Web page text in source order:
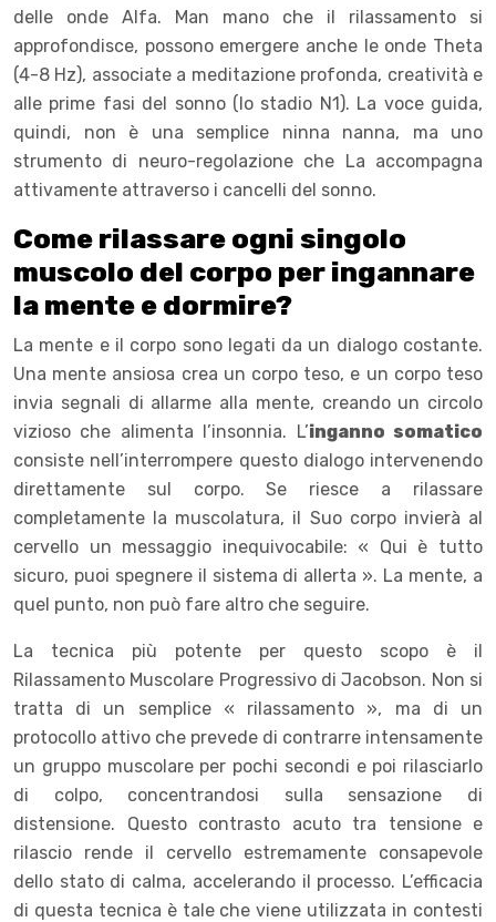
delle onde Alfa. Man mano che il rilassamento si
approfondisce, possono emergere anche le onde Theta
(4-8 Hz), associate a meditazione profonda, creatività e
alle prime fasi del sonno (lo stadio N1). La voce guida,
quindi, non è una semplice ninna nanna, ma uno
strumento di neuro-regolazione che La accompagna
attivamente attraverso i cancelli del sonno.
Come rilassare ogni singolo
muscolo del corpo per ingannare
la mente e dormire?
La mente e il corpo sono legati da un dialogo costante.
Una mente ansiosa crea un corpo teso, e un corpo teso
invia segnali di allarme alla mente, creando un circolo
vizioso che alimenta l’insonnia. L’inganno somatico
consiste nell’interrompere questo dialogo intervenendo
direttamente sul corpo. Se riesce a rilassare
completamente la muscolatura, il Suo corpo invierà al
cervello un messaggio inequivocabile: « Qui è tutto
sicuro, puoi spegnere il sistema di allerta ». La mente, a
quel punto, non può fare altro che seguire.
La tecnica più potente per questo scopo è il
Rilassamento Muscolare Progressivo di Jacobson. Non si
tratta di un semplice « rilassamento », ma di un
protocollo attivo che prevede di contrarre intensamente
un gruppo muscolare per pochi secondi e poi rilasciarlo
di colpo, concentrandosi sulla sensazione di
distensione. Questo contrasto acuto tra tensione e
rilascio rende il cervello estremamente consapevole
dello stato di calma, accelerando il processo. L’efficacia
di questa tecnica è tale che viene utilizzata in contesti